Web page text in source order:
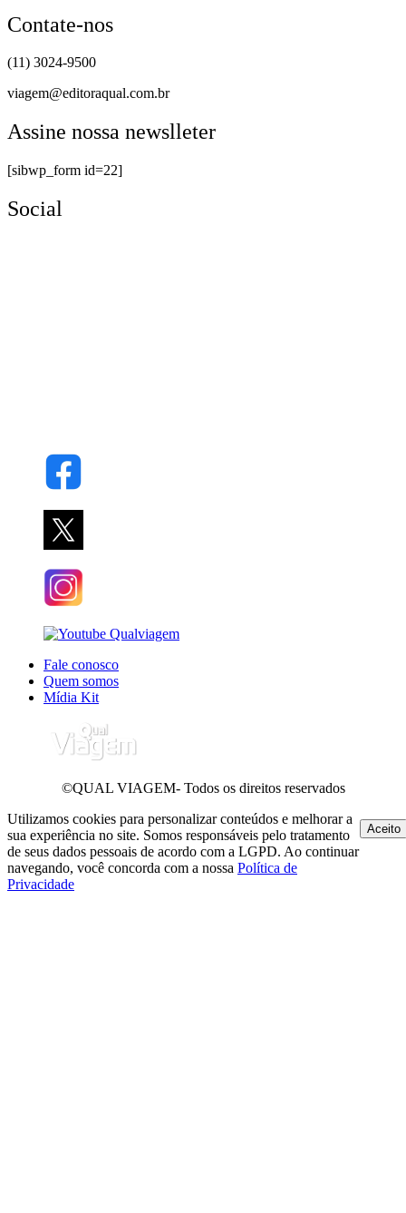
Contate-nos
(11) 3024-9500
viagem@editoraqual.com.br
Assine nossa newslleter
[sibwp_form id=22]
Social
Fale conosco
Quem somos
Mídia Kit
©QUAL VIAGEM- Todos os direitos reservados
Utilizamos cookies para personalizar conteúdos e melhorar a
sua experiência no site. Somos responsáveis pelo tratamento
de seus dados pessoais de acordo com a LGPD. Ao continuar
navegando, você concorda com a nossa Política de
Privacidade
Aceito